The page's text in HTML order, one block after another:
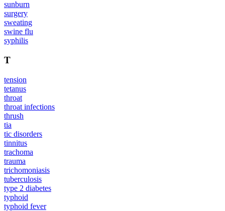
sunburn
surgery
sweating
swine flu
syphilis
T
tension
tetanus
throat
throat infections
thrush
tia
tic disorders
tinnitus
trachoma
trauma
trichomoniasis
tuberculosis
type 2 diabetes
typhoid
typhoid fever